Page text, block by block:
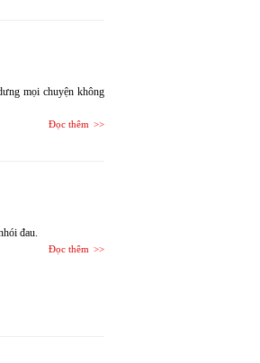
mọi chuyện không
Đọc thêm
đau.
Đọc thêm